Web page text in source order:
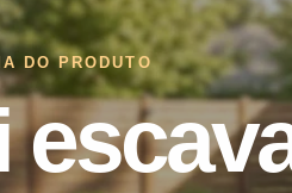
DO PRODUTO